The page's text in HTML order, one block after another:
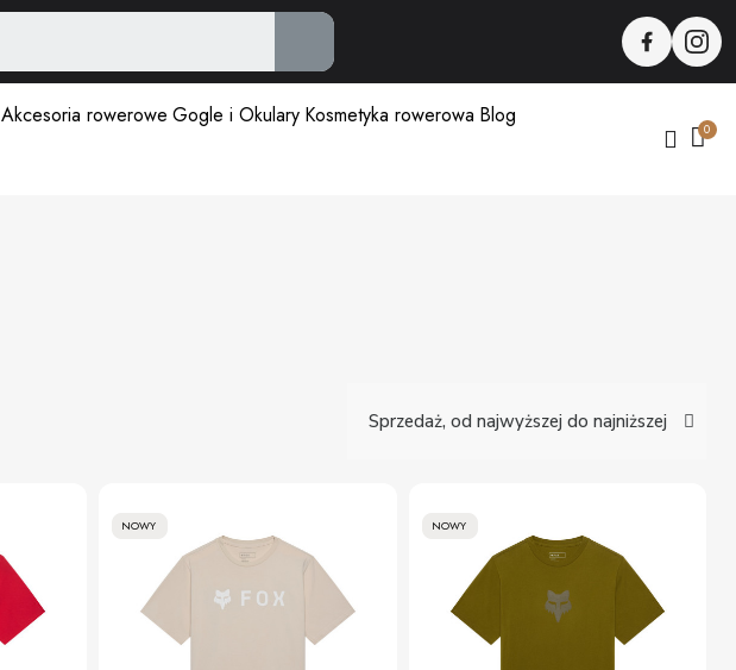
Akcesoria rowerowe Gogle i Okulary Kosmetyka rowerowa Blog
NOWY NOWY